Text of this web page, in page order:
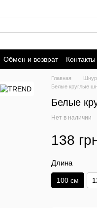
Обмен и возврат Контакты
Главная
Белые круглые
Белые
Нет в наличии
138
Длина
100 см